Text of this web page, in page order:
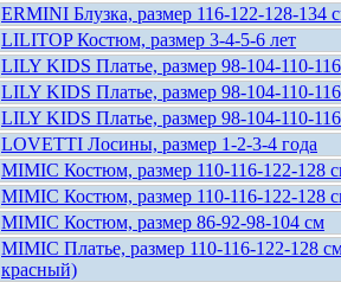
ERMINI Блузка, размер 116-122-128-134
LILITOP Костюм, размер 3-4-5-6 лет
LILY KIDS Платье, размер 98-104-110-
LILY KIDS Платье, размер 98-104-110-
LILY KIDS Платье, размер 98-104-110-
LOVETTI Лосины, размер 1-2-3-4 года
MIMIC Костюм, размер 110-116-122-128
MIMIC Костюм, размер 110-116-122-128
MIMIC Костюм, размер 86-92-98-104 cм
MIMIC Платье, размер 110-116-122-128
красный)